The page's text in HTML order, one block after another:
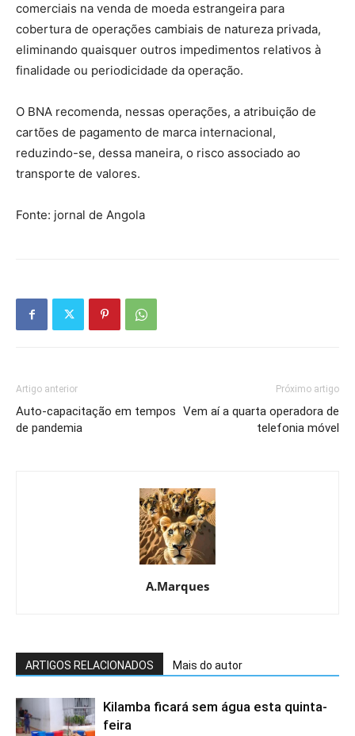
comerciais na venda de moeda estrangeira para
cobertura de operações cambiais de natureza privada,
eliminando quaisquer outros impedimentos relativos à
finalidade ou periodicidade da operação.
O BNA recomenda, nessas operações, a atribuição de
cartões de pagamento de marca internacional,
reduzindo-se, dessa maneira, o risco associado ao
transporte de valores.
Fonte: jornal de Angola
Artigo anterior
Auto-capacitação em tempos
de pandemia
Próximo artigo
Vem aí a quarta operadora de
telefonia móvel
A.Marques
ARTIGOS RELACIONADOS Mais do autor
Kilamba ficará sem água esta quinta-
feira